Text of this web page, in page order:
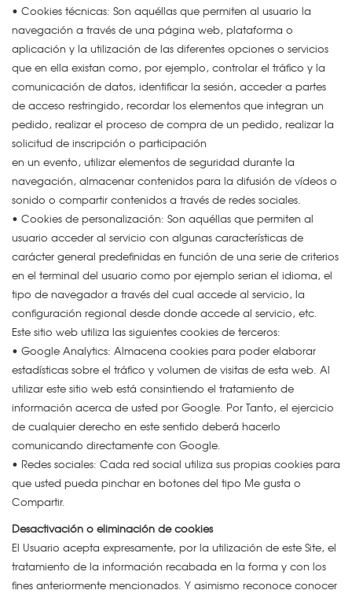
• Cookies técnicas: Son aquéllas que permiten al usuario la
navegación a través de una página web, plataforma o
aplicación y la utilización de las diferentes opciones o servicios
que en ella existan como, por ejemplo, controlar el tráfico y la
comunicación de datos, identificar la sesión, acceder a partes
de acceso restringido, recordar los elementos que integran un
pedido, realizar el proceso de compra de un pedido, realizar la
solicitud de inscripción o participación
en un evento, utilizar elementos de seguridad durante la
navegación, almacenar contenidos para la difusión de vídeos o
sonido o compartir contenidos a través de redes sociales.
• Cookies de personalización: Son aquéllas que permiten al
usuario acceder al servicio con algunas características de
carácter general predefinidas en función de una serie de criterios
en el terminal del usuario como por ejemplo serian el idioma, el
tipo de navegador a través del cual accede al servicio, la
configuración regional desde donde accede al servicio, etc.
Este sitio web utiliza las siguientes cookies de terceros:
• Google Analytics: Almacena cookies para poder elaborar
estadísticas sobre el tráfico y volumen de visitas de esta web. Al
utilizar este sitio web está consintiendo el tratamiento de
información acerca de usted por Google. Por Tanto, el ejercicio
de cualquier derecho en este sentido deberá hacerlo
comunicando directamente con Google.
• Redes sociales: Cada red social utiliza sus propias cookies para
que usted pueda pinchar en botones del tipo Me gusta o
Compartir.
Desactivación o eliminación de cookies
El Usuario acepta expresamente, por la utilización de este Site, el
tratamiento de la información recabada en la forma y con los
fines anteriormente mencionados. Y asimismo reconoce conocer